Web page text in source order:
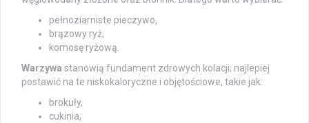
pełnoziarniste pieczywo,
brązowy ryż,
komosę ryżową.
Warzywa stanowią fundament zdrowych kolacji; najlepiej
postawić na te niskokaloryczne i objętościowe, takie jak:
brokuły,
cukinia,